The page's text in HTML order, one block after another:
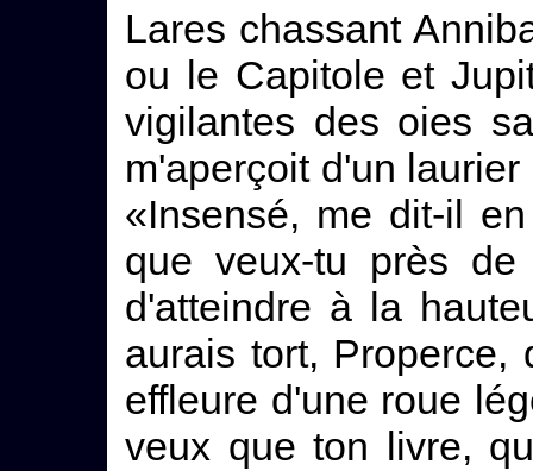
Lares chassant
ou le Capitole et
vigilantes des oies
m'aperçoit d'un
«Insensé, me dit-il
que veux-tu près
d'atteindre à la
aurais tort, Properce,
effleure d'une roue
veux que ton livre,